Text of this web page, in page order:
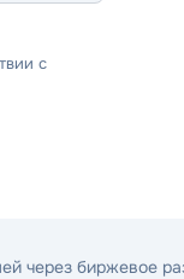
с
через биржевое